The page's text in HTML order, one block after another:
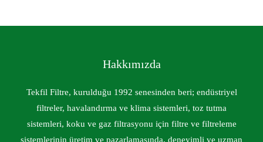
Hakkımızda
Tekfil Filtre, kurulduğu 1992 senesinden beri; endüstriyel
filtreler, havalandırma ve klima sistemleri, toz tutma
sistemleri, koku ve gaz filtrasyonu için filtre ve filtreleme
sistemlerinin üretim ve pazarlamasında, deneyimli ve uzman